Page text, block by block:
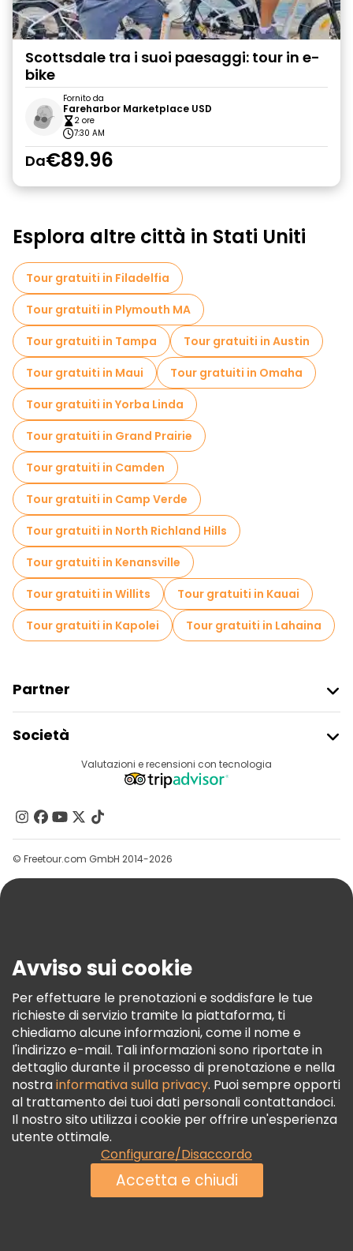
Scottsdale tra i suoi paesaggi: tour in e-
bike
Fornito da
Fareharbor Marketplace USD
2 ore
7:30 AM
Da€89.96
Esplora altre città in Stati Uniti
Tour gratuiti in Filadelfia
Tour gratuiti in Plymouth MA
Tour gratuiti in Tampa
Tour gratuiti in Austin
Tour gratuiti in Maui
Tour gratuiti in Omaha
Tour gratuiti in Yorba Linda
Tour gratuiti in Grand Prairie
Tour gratuiti in Camden
Tour gratuiti in Camp Verde
Tour gratuiti in North Richland Hills
Tour gratuiti in Kenansville
Tour gratuiti in Willits
Tour gratuiti in Kauai
Tour gratuiti in Kapolei
Tour gratuiti in Lahaina
Partner
Accesso Del Fornitore
Programma Di Affiliazione
Società
Destinazioni
Contattaci
Gruppi
Aiuto
Termini E Condizioni
Informativa Sui Cookie
Freetour Premi
Programma Di Fidelizzazione
Valutazioni e recensioni con tecnologia
© Freetour.com GmbH 2014-2026
Avviso sui cookie
Per effettuare le prenotazioni e soddisfare le tue
richieste di servizio tramite la piattaforma, ti
chiediamo alcune informazioni, come il nome e
l'indirizzo e-mail. Tali informazioni sono riportate in
dettaglio durante il processo di prenotazione e nella
nostrainformativa sulla privacy. Puoi sempre opporti
al trattamento dei tuoi dati personali contattandoci.
Il nostro sito utilizza i cookie per offrire un'esperienza
utente ottimale.
Configurare/Disaccordo
Accetta e chiudi